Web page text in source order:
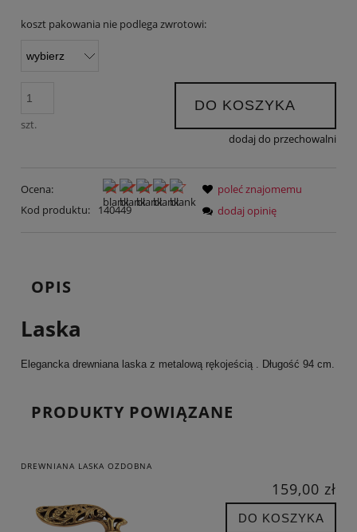
koszt pakowania nie podlega zwrotowi:
szt.
DO KOSZYKA
dodaj do przechowalni
Ocena:
Kod produktu:
140449
poleć znajomemu
dodaj opinię
OPIS
Laska
Elegancka drewniana laska z metalową rękojeścią . Długość 94 cm.
PRODUKTY POWIĄZANE
DREWNIANA LASKA OZDOBNA
159,00 zł
DO KOSZYKA